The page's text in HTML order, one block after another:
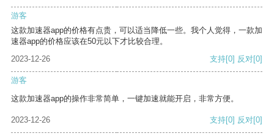
游客
这款加速器app的价格有点贵，可以适当降低一些。我个人觉得，一款加
速器app的价格应该在50元以下才比较合理。
2023-12-26
支持[0] 反对[0]
游客
这款加速器app的操作非常简单，一键加速就能开启，非常方便。
2023-12-26 支持[0] 反对[0]